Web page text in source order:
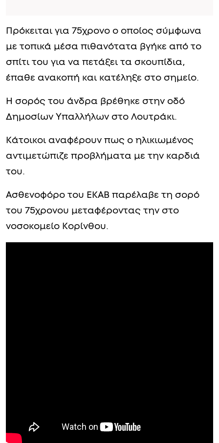
Πρόκειται για 75χρονο ο οποίος σύμφωνα
με τοπικά μέσα πιθανότατα βγήκε από το
σπίτι του για να πετάξει τα σκουπίδια,
έπαθε ανακοπή και κατέληξε στο σημείο.
Η σορός του άνδρα βρέθηκε στην οδό
Δημοσίων Υπαλλήλων στο Λουτράκι.
Κάτοικοι αναφέρουν πως ο ηλικιωμένος
αντιμετώπιζε προβλήματα με την καρδιά
του.
Ασθενοφόρο του ΕΚΑΒ παρέλαβε τη σορό
του 75χρονου μεταφέροντας την στο
νοσοκομείο Κορίνθου.